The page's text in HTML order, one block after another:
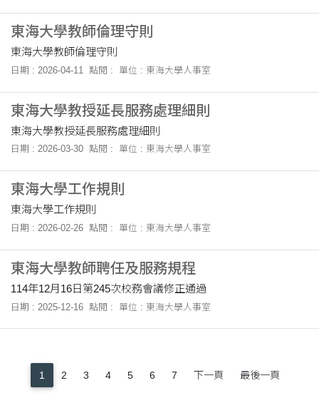
東海大學教師倫理守則
東海大學教師倫理守則
日期 : 2026-04-11 點閱 : 單位 : 東海大學人事室
東海大學教授延長服務處理細則
東海大學教授延長服務處理細則
日期 : 2026-03-30 點閱 : 單位 : 東海大學人事室
東海大學工作規則
東海大學工作規則
日期 : 2026-02-26 點閱 : 單位 : 東海大學人事室
東海大學教師聘任及服務規程
114年12月16日第245次校務會議修正通過
日期 : 2025-12-16 點閱 : 單位 : 東海大學人事室
1 2 3 4 5 6 7 下一頁 最後一頁